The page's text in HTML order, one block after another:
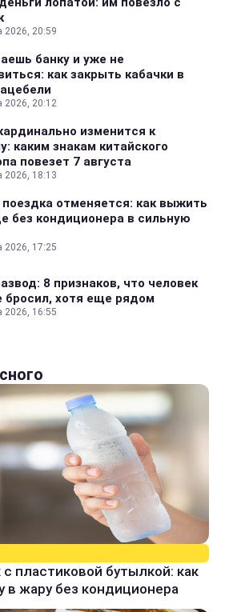
2026, 20:59
банку и уже не
как закрыть кабачки в
2026, 20:12
изменится к
каким знакам китайского
повезет 7 августа
2026, 18:13
отменяется: как выжить
без кондиционера в сильную
2026, 17:25
8 признаков, что человек
бросил, хотя еще рядом
2026, 16:55
пластиковой бутылкой: как
в жару без кондиционера